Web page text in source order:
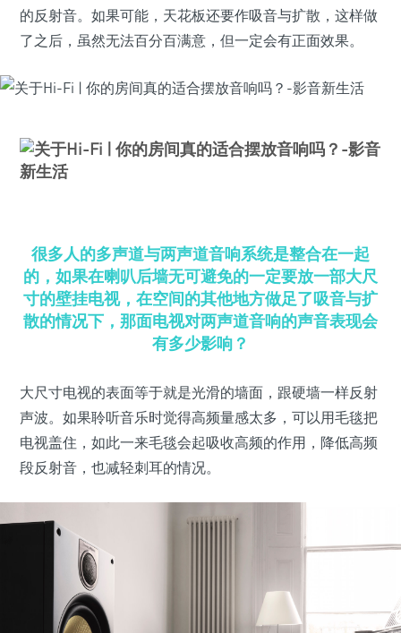
的反射音。如果可能，天花板还要作吸音与扩散，这样做
了之后，虽然无法百分百满意，但一定会有正面效果。
很多人的多声道与两声道音响系统是整合在一起
的，如果在喇叭后墙无可避免的一定要放一部大尺
寸的壁挂电视，在空间的其他地方做足了吸音与扩
散的情况下，那面电视对两声道音响的声音表现会
有多少影响？
大尺寸电视的表面等于就是光滑的墙面，跟硬墙一样反射
声波。如果聆听音乐时觉得高频量感太多，可以用毛毯把
电视盖住，如此一来毛毯会起吸收高频的作用，降低高频
段反射音，也减轻刺耳的情况。